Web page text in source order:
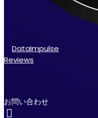
DataImpulse
Reviews
お問い合わせ